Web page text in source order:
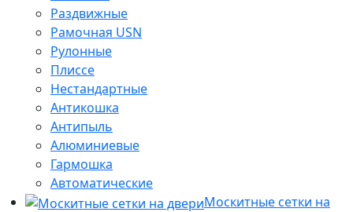
Раздвижные
Рамочная USN
Рулонные
Плиссе
Нестандартные
Антикошка
Антипыль
Алюминиевые
Гармошка
Автоматические
Москитные сетки на